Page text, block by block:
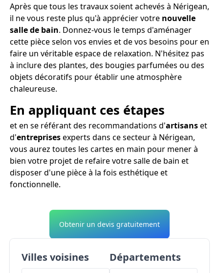
Après que tous les travaux soient achevés à Nérigean,
il ne vous reste plus qu'à apprécier votre nouvelle
salle de bain. Donnez-vous le temps d'aménager
cette pièce selon vos envies et de vos besoins pour en
faire un véritable espace de relaxation. N'hésitez pas
à inclure des plantes, des bougies parfumées ou des
objets décoratifs pour établir une atmosphère
chaleureuse.
En appliquant ces étapes
et en se référant des recommandations d'artisanset
d'entreprisesexperts dans ce secteur à Nérigean,
vous aurez toutes les cartes en main pour mener à
bien votre projet de refaire votre salle de bain et
disposer d'une pièce à la fois esthétique et
fonctionnelle.
Obtenir un devis gratuitement
Villes voisines Départements